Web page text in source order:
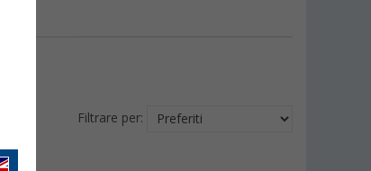
Filtrare per: